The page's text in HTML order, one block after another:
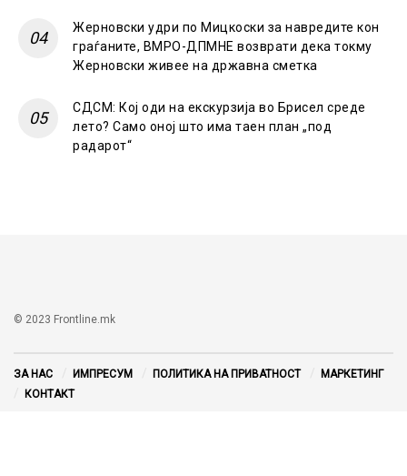
Жерновски удри по Мицкоски за навредите кон
граѓаните, ВМРО-ДПМНЕ возврати дека токму
Жерновски живее на државна сметка
СДСМ: Кој оди на екскурзија во Брисел среде
лето? Само оној што има таен план „под
радарот“
© 2023 Frontline.mk
ЗА НАС ИМПРЕСУМ ПОЛИТИКА НА ПРИВАТНОСТ
МАРКЕТИНГ
КОНТАКТ